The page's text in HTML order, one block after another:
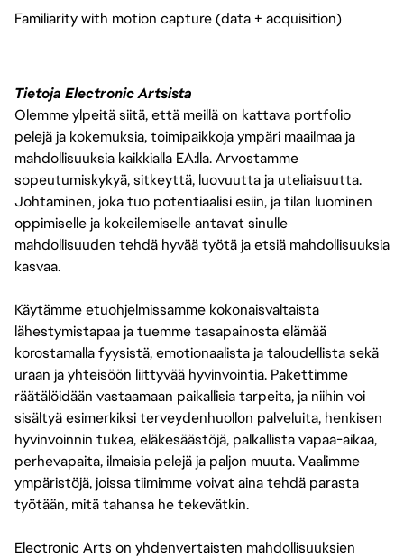
Familiarity with motion capture (data + acquisition)
Tietoja Electronic Artsista
Olemme ylpeitä siitä, että meillä on kattava portfolio
pelejä ja kokemuksia, toimipaikkoja ympäri maailmaa ja
mahdollisuuksia kaikkialla EA:lla. Arvostamme
sopeutumiskykyä, sitkeyttä, luovuutta ja uteliaisuutta.
Johtaminen, joka tuo potentiaalisi esiin, ja tilan luominen
oppimiselle ja kokeilemiselle antavat sinulle
mahdollisuuden tehdä hyvää työtä ja etsiä mahdollisuuksia
kasvaa.
Käytämme etuohjelmissamme kokonaisvaltaista
lähestymistapaa ja tuemme tasapainosta elämää
korostamalla fyysistä, emotionaalista ja taloudellista sekä
uraan ja yhteisöön liittyvää hyvinvointia. Pakettimme
räätälöidään vastaamaan paikallisia tarpeita, ja niihin voi
sisältyä esimerkiksi terveydenhuollon palveluita, henkisen
hyvinvoinnin tukea, eläkesäästöjä, palkallista vapaa-aikaa,
perhevapaita, ilmaisia pelejä ja paljon muuta. Vaalimme
ympäristöjä, joissa tiimimme voivat aina tehdä parasta
työtään, mitä tahansa he tekevätkin.
Electronic Arts on yhdenvertaisten mahdollisuuksien